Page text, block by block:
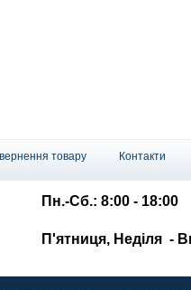
товару Контакти
Пн.-Сб.: 8:00 - 18:00
П'ятниця, Неділя -